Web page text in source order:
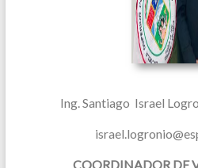
Ing. Santiago Israel
COORDINADOR DE